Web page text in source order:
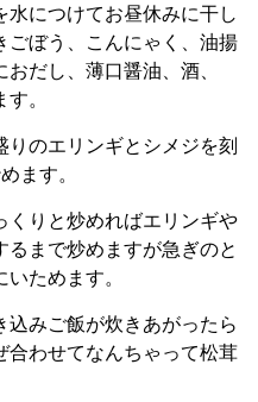
につけてお昼休みに干し
ごぼう、こんにゃく、油揚
だし、薄口醤油、酒、
。
のエリンギとシメジを刻
ます。
くりと炒めればエリンギや
るまで炒めますが急ぎのと
ためます。
込みご飯が炊きあがったら
合わせてなんちゃって松茸